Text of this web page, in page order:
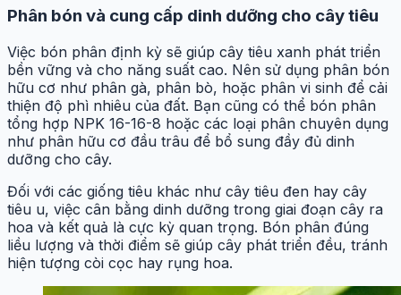
Phân bón và cung cấp dinh dưỡng cho cây tiêu
Việc bón phân định kỳ sẽ giúp cây tiêu xanh phát triển
bền vững và cho năng suất cao. Nên sử dụng phân bón
hữu cơ như phân gà, phân bò, hoặc phân vi sinh để cải
thiện độ phì nhiêu của đất. Bạn cũng có thể bón phân
tổng hợp NPK 16-16-8 hoặc các loại phân chuyên dụng
như phân hữu cơ đầu trâu để bổ sung đầy đủ dinh
dưỡng cho cây.
Đối với các giống tiêu khác như cây tiêu đen hay cây
tiêu u, việc cân bằng dinh dưỡng trong giai đoạn cây ra
hoa và kết quả là cực kỳ quan trọng. Bón phân đúng
liều lượng và thời điểm sẽ giúp cây phát triển đều, tránh
hiện tượng còi cọc hay rụng hoa.